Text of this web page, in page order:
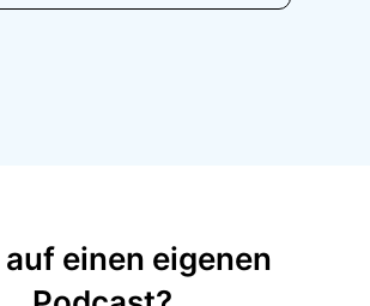
einen eigenen